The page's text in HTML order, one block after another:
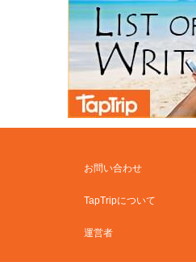
お問い合わせ
TapTripについて
運営者